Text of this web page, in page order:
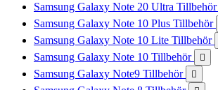
Samsung Galaxy Note 20 Ultra Tillbehör
Samsung Galaxy Note 10 Plus Tillbehör
Samsung Galaxy Note 10 Lite Tillbehör
Samsung Galaxy Note 10 Tillbehör 
Samsung Galaxy Note9 Tillbehör 